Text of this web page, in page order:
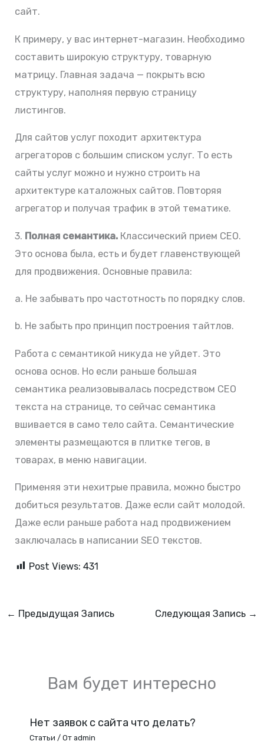
сайт.
К примеру, у вас интернет-магазин. Необходимо
составить широкую структуру, товарную
матрицу. Главная задача — покрыть всю
структуру, наполняя первую страницу
листингов.
Для сайтов услуг походит архитектура
агрегаторов с большим списком услуг. То есть
сайты услуг можно и нужно строить на
архитектуре каталожных сайтов. Повторяя
агрегатор и получая трафик в этой тематике.
3. Полная семантика. Классический прием СЕО.
Это основа была, есть и будет главенствующей
для продвижения. Основные правила:
a. Не забывать про частотность по порядку слов.
b. Не забыть про принцип построения тайтлов.
Работа с семантикой никуда не уйдет. Это
основа основ. Но если раньше большая
семантика реализовывалась посредством СЕО
текста на странице, то сейчас семантика
вшивается в само тело сайта. Семантические
элементы размещаются в плитке тегов, в
товарах, в меню навигации.
Применяя эти нехитрые правила, можно быстро
добиться результатов. Даже если сайт молодой.
Даже если раньше работа над продвижением
заключалась в написании SEO текстов.
Post Views: 431
← Предыдущая Запись Следующая Запись →
Вам будет интересно
Нет заявок с сайта что делать?
Статьи / От admin